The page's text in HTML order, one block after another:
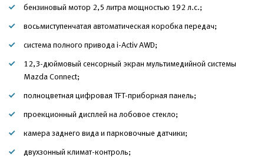
бензиновый мотор 2,5 литра мощностью 192 л.с.;
восьмиступенчатая автоматическая коробка передач;
система полного привода i-Activ AWD;
12,3-дюймовый сенсорный экран мультимедийной системы
Mazda Connect;
полноцветная цифровая TFT-приборная панель;
проекционный дисплей на лобовое стекло;
камера заднего вида и парковочные датчики;
двухзонный климат-контроль;